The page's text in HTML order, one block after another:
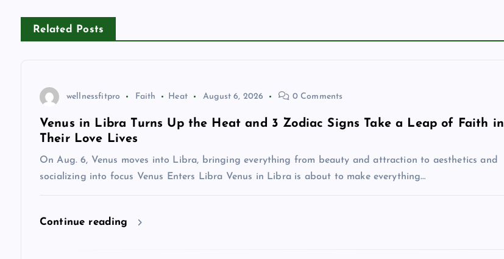
n
a
Related Posts
wellnessfitpro Faith Heat August 6, 2026 0 Comments
Venus in Libra Turns Up the Heat and 3 Zodiac Signs Take a Leap of Faith in
Their Love Lives
On Aug. 6, Venus moves into Libra, bringing everything from beauty and attraction to aesthetics and
socializing into focus Venus Enters Libra Venus in Libra is about to make everything…
Continue reading